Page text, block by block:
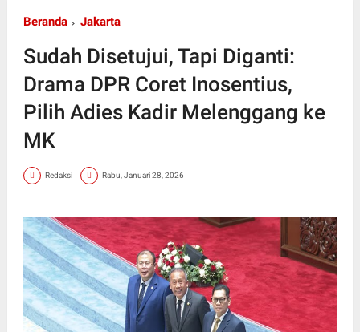
Beranda Jakarta
Sudah Disetujui, Tapi Diganti:
Drama DPR Coret Inosentius,
Pilih Adies Kadir Melenggang ke
MK
Redaksi Rabu, Januari 28, 2026